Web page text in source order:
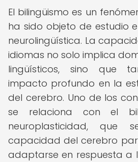
El bilingüismo es un
ha sido objeto de estudio
neurolingüística. La
idiomas no solo implica
lingüísticos, sino que
impacto profundo en la
del cerebro. Uno de los
se relaciona con el
neuroplasticidad,
capacidad del cerebro
adaptarse en respuesta a